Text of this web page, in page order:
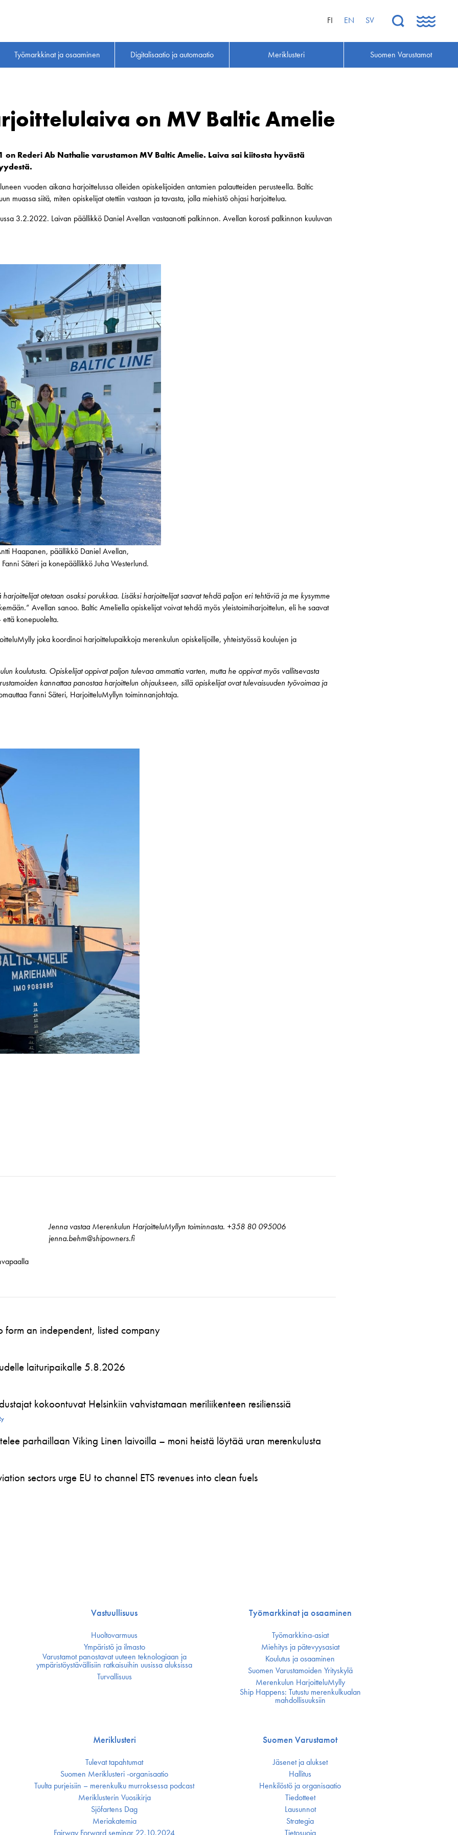
FI EN SV
Työmarkkinat ja osaaminen Digitalisaatio ja automaatio Meriklusteri Suomen Varustamot
on MV Baltic Amelie
on Rederi Ab Nathalie varustamon MV Baltic Amelie. Laiva sai kiitosta hyvästä
vuoden aikana harjoittelussa olleiden opiskelijoiden antamien palautteiden perusteella. Baltic
muassa siitä, miten opiskelijat otettiin vastaan ja tavasta, jolla miehistö ohjasi harjoittelua.
3.2.2022. Laivan päällikkö Daniel Avellan vastaanotti palkinnon. Avellan korosti palkinnon kuuluvan
Haapanen, päällikkö Daniel Avellan,
Säteri ja konepäällikkö Juha Westerlund.
otetaan osaksi porukkaa. Lisäksi harjoittelijat saavat tehdä paljon eri tehtäviä ja me kysymme
” Avellan sanoo. Baltic Ameliella opiskelijat voivat tehdä myös yleistoimiharjoittelun, eli he saavat
että konepuolelta.
joka koordinoi harjoittelupaikkoja merenkulun opiskelijoille, yhteistyössä koulujen ja
koulutusta. Opiskelijat oppivat paljon tulevaa ammattia varten, mutta he oppivat myös vallitsevasta
kannattaa panostaa harjoittelun ohjaukseen, sillä opiskelijat ovat tulevaisuuden työvoimaa ja
Fanni Säteri, HarjoitteluMyllyn toiminnanjohtaja.
Jenna vastaa Merenkulun HarjoitteluMyllyn toiminnasta. +358 80 095006
jenna.behm@shipowners.fi
form an independent, listed company
laituripaikalle 5.8.2026
kokoontuvat Helsinkiin vahvistamaan meriliikenteen resilienssiä
parhaillaan Viking Linen laivoilla – moni heistä löytää uran merenkulusta
sectors urge EU to channel ETS revenues into clean fuels
Vastuullisuus
Huoltovarmuus
Ympäristö ja ilmasto
Varustamot panostavat uuteen teknologiaan ja
ympäristöystävällisiin ratkaisuihin uusissa aluksissa
Turvallisuus
Työmarkkinat ja osaaminen
Työmarkkina-asiat
Miehitys ja pätevyys­asiat
Koulutus ja osaaminen
Suomen Varustamoiden Yrityskylä
Merenkulun HarjoitteluMylly
Ship Happens: Tutustu merenkulkualan
mahdollisuuksiin
Meriklusteri
Tulevat tapahtumat
Suomen Meriklusteri -organisaatio
Tuulta purjeisiin – merenkulku murroksessa podcast
Meriklusterin Vuosikirja
Sjöfartens Dag
Meriakatemia
Fairway Forward seminar 22.10.2024
Suomen Varustamot
Jäsenet ja alukset
Hallitus
Henkilöstö ja organisaatio
Tiedotteet
Lausunnot
Strategia
Tietosuoja